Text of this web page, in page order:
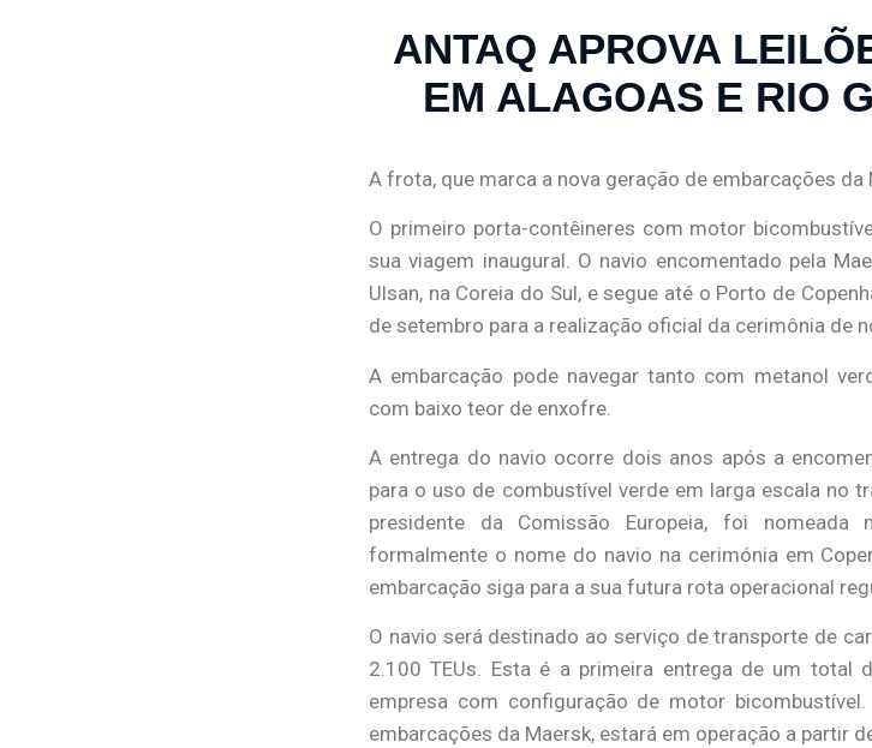
ANTAQ APROVA
EM ALAGOAS E RIO
A frota, que marca a nova geração de embarcações da
O primeiro porta-contêineres com motor
sua viagem inaugural. O navio encomentado pela
Ulsan, na Coreia do Sul, e segue até o Porto de
de setembro para a realização oficial da cerimônia de
A embarcação pode navegar tanto com metanol
com baixo teor de enxofre.
A entrega do navio ocorre dois anos após a
para o uso de combustível verde em larga escala no
presidente da Comissão Europeia, foi nomeada
formalmente o nome do navio na cerimónia em
embarcação siga para a sua futura rota operacional
O navio será destinado ao serviço de transporte de
2.100 TEUs. Esta é a primeira entrega de um total
empresa com configuração de motor
embarcações da Maersk, estará em operação a partir